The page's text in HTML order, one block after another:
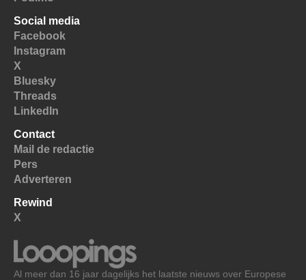
Social media
Facebook
Instagram
X
Bluesky
Threads
LinkedIn
Contact
Mail de redactie
Pers
Adverteren
Rewind
X
Al meer dan 16 jaar dagelijks het laatste nieuws over Europese